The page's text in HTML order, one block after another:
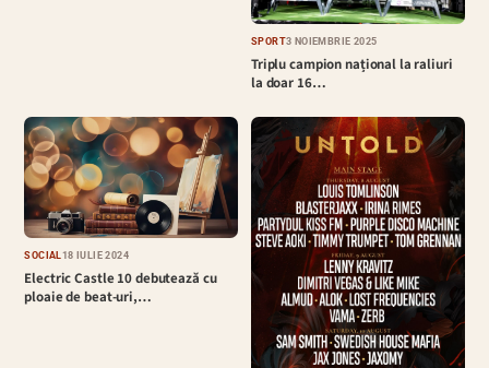
SPORT3 NOIEMBRIE 2025
Triplu campion național la raliuri
la doar 16…
SOCIAL 18 IULIE 2024
Electric Castle 10 debutează cu
ploaie de beat-uri,…